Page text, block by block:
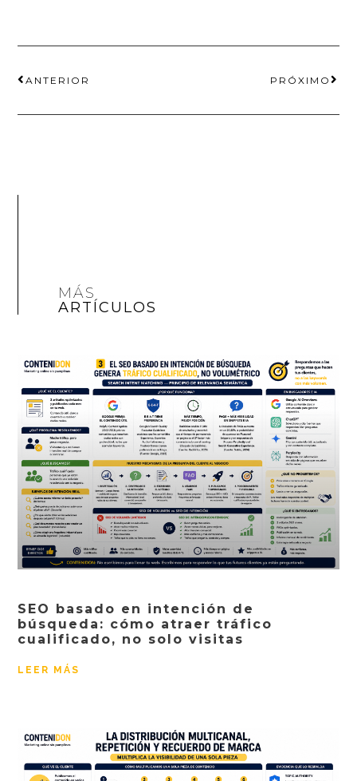
ANTERIOR PRÓXIMO
MÁS
ARTÍCULOS
SEO basado en intención de
búsqueda: cómo atraer tráfico
cualificado, no solo visitas
LEER MÁS